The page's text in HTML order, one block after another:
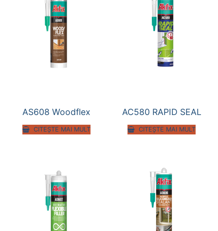
AS608 Woodflex
CITEȘTE MAI MULT
AC580 RAPID SEAL
CITEȘTE MAI MULT